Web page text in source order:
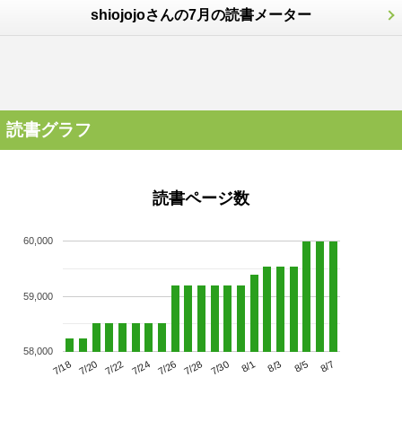
shiojojoさんの7月の読書メーター
読書グラフ
読書ページ数
7/18 7/20 7/22 7/24 7/26 7/28 7/30 8/1 8/3 8/5 8/7
58,000
59,000
60,000